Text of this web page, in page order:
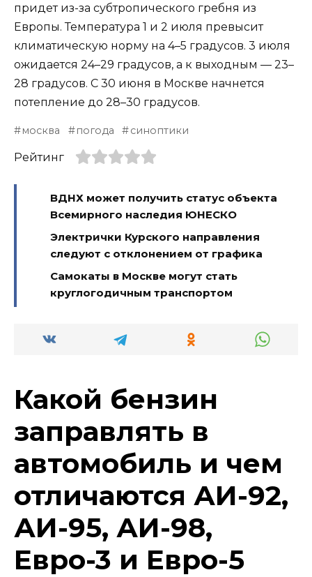
придет из-за субтропического гребня из
Европы. Температура 1 и 2 июля превысит
климатическую норму на 4–5 градусов. 3 июля
ожидается 24–29 градусов, а к выходным — 23–
28 градусов. С 30 июня в Москве начнется
потепление до 28–30 градусов.
москва погода синоптики
Рейтинг
ВДНХ может получить статус объекта
Всемирного наследия ЮНЕСКО
Электрички Курского направления
следуют с отклонением от графика
Самокаты в Москве могут стать
круглогодичным транспортом
Какой бензин
заправлять в
автомобиль и чем
отличаются АИ-92,
АИ-95, АИ-98,
Евро-3 и Евро-5